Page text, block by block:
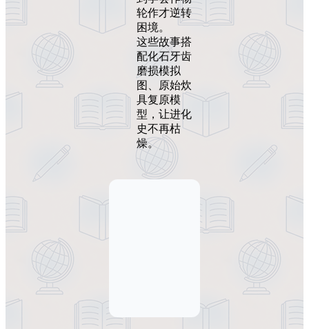
轮作才逆转
困境。
这些故事搭
配化石牙齿
磨损模拟
图、原始炊
具复原模
型，让进化
史不再枯
燥。